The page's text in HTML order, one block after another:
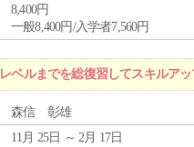
8,400円
一般8,400円/入学者7,560円
ベルまでを総復習してスキルア
森信 彰雄
11月 25日 ～ 2月 17日